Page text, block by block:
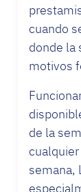
cuando
donde la
motivos
de la
semana,